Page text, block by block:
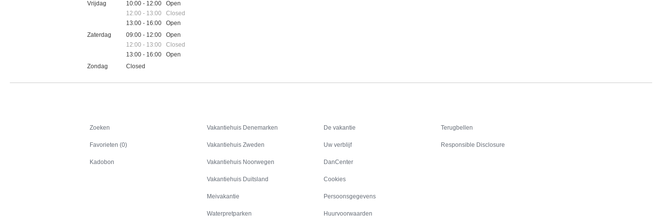
Vrijdag
10:00 - 12:00 Open
12:00 - 13:00 Closed
13:00 - 16:00 Open
Zaterdag
09:00 - 12:00 Open
12:00 - 13:00 Closed
13:00 - 16:00 Open
Zondag
Closed
Zoeken
Favorieten (0)
Kadobon
Vakantiehuis Denemarken
Vakantiehuis Zweden
Vakantiehuis Noorwegen
Vakantiehuis Duitsland
Meivakantie
Waterpretparken
De vakantie
Uw verblijf
DanCenter
Cookies
Persoonsgegevens
Huurvoorwaarden
Terugbellen
Responsible Disclosure